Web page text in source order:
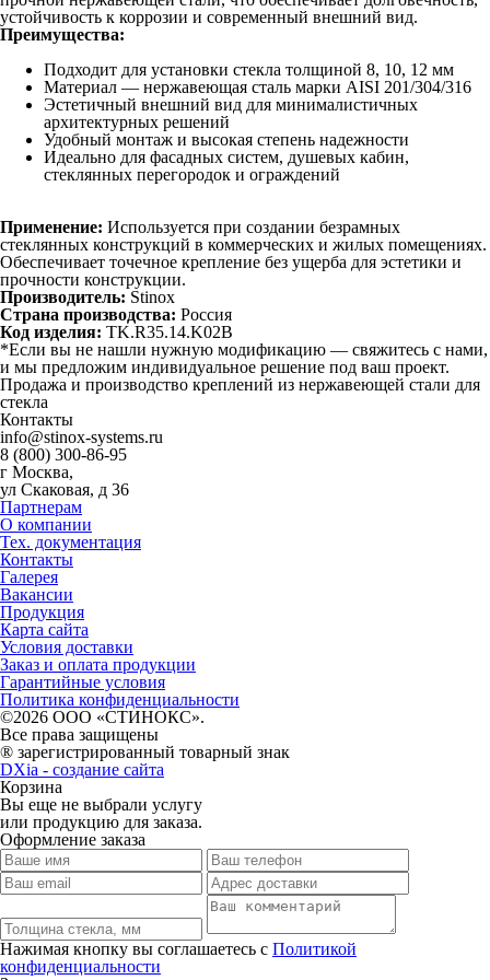
устойчивость к коррозии и современный внешний вид.
Преимущества:
Подходит для установки стекла толщиной 8, 10, 12 мм
Материал — нержавеющая сталь марки AISI 201/304/316
Эстетичный внешний вид для минималистичных
архитектурных решений
Удобный монтаж и высокая степень надежности
Идеально для фасадных систем, душевых кабин,
стеклянных перегородок и ограждений
Применение: Используется при создании безрамных
стеклянных конструкций в коммерческих и жилых помещениях.
Обеспечивает точечное крепление без ущерба для эстетики и
прочности конструкции.
Производитель: Stinox
Страна производства: Россия
Код изделия: TK.R35.14.K02B
*Если вы не нашли нужную модификацию — свяжитесь с нами,
и мы предложим индивидуальное решение под ваш проект.
Продажа и производство креплений из нержавеющей стали для
стекла
Контакты
info@stinox-systems.ru
8 (800) 300-86-95
г Москва,
ул Скаковая, д 36
Партнерам
О компании
Тех. документация
Контакты
Галерея
Вакансии
Продукция
Карта сайта
Условия доставки
Заказ и оплата продукции
Гарантийные условия
Политика конфиденциальности
©2026 ООО «СТИНОКС».
Все права защищены
® зарегистрированный товарный знак
DXia - создание сайта
Корзина
Вы еще не выбрали услугу
или продукцию для заказа.
Оформление заказа
Нажимая кнопку вы соглашаетесь с Политикой
конфиденциальности